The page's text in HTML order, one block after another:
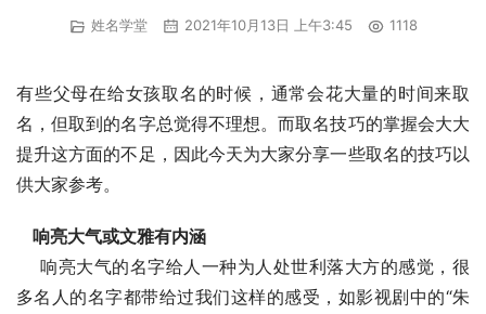
姓名学堂 2021年10月13日 上午3:45 1118
有些父母在给女孩取名的时候，通常会花大量的时间来取
名，但取到的名字总觉得不理想。而取名技巧的掌握会大大
提升这方面的不足，因此今天为大家分享一些取名的技巧以
供大家参考。
响亮大气或文雅有内涵
多名人的名字都带给过我们这样的感受，如影视剧中的“朱